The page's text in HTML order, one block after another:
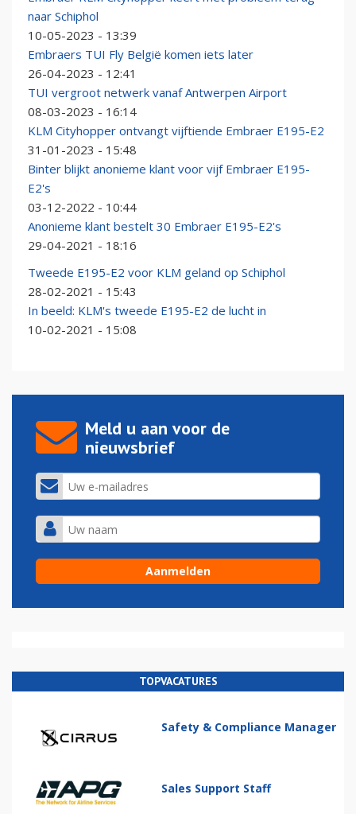
naar Schiphol
10-05-2023 - 13:39
Embraers TUI Fly België komen iets later
26-04-2023 - 12:41
TUI vergroot netwerk vanaf Antwerpen Airport
08-03-2023 - 16:14
KLM Cityhopper ontvangt vijftiende Embraer E195-E2
31-01-2023 - 15:48
Binter blijkt anonieme klant voor vijf Embraer E195-
E2's
03-12-2022 - 10:44
Anonieme klant bestelt 30 Embraer E195-E2's
29-04-2021 - 18:16
Tweede E195-E2 voor KLM geland op Schiphol
28-02-2021 - 15:43
In beeld: KLM's tweede E195-E2 de lucht in
10-02-2021 - 15:08
Meld u aan voor de
nieuwsbrief
TOPVACATURES
Safety & Compliance Manager
Sales Support Staff